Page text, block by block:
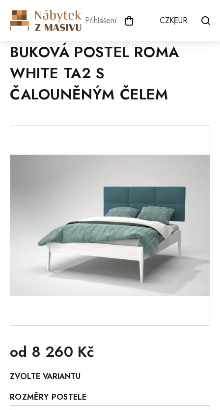
obsah
Přihlášení CZKEUR
BUKOVÁ POSTEL ROMA
WHITE TA2 S
ČALOUNĚNÝM ČELEM
od 8 260 Kč
cena:
ZVOLTE VARIANTU
ROZMĚRY POSTELE